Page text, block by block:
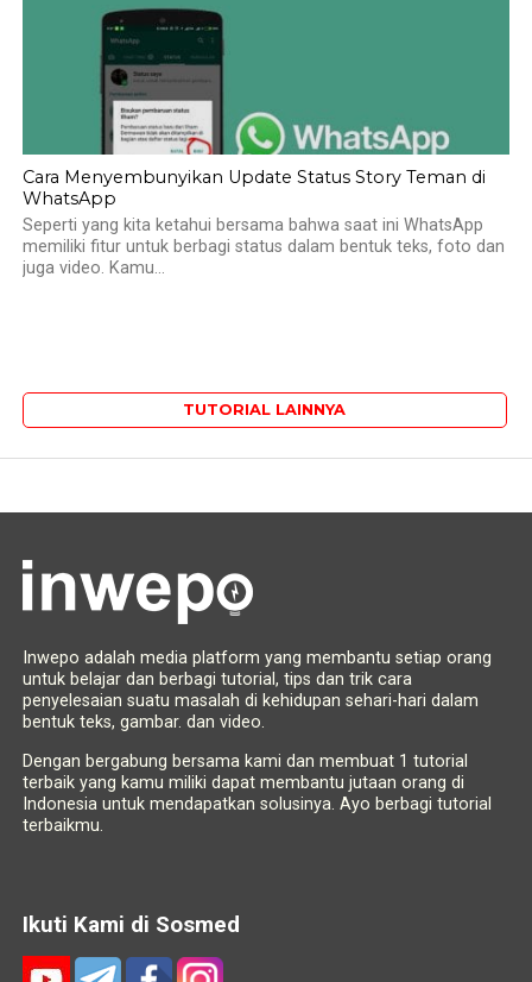
Cara Menyembunyikan Update Status Story Teman di
WhatsApp
Seperti yang kita ketahui bersama bahwa saat ini WhatsApp
memiliki fitur untuk berbagi status dalam bentuk teks, foto dan
juga video. Kamu...
TUTORIAL LAINNYA
Inwepo adalah media platform yang membantu setiap orang
untuk belajar dan berbagi tutorial, tips dan trik cara
penyelesaian suatu masalah di kehidupan sehari-hari dalam
bentuk teks, gambar. dan video.
Dengan bergabung bersama kami dan membuat 1 tutorial
terbaik yang kamu miliki dapat membantu jutaan orang di
Indonesia untuk mendapatkan solusinya. Ayo berbagi tutorial
terbaikmu.
Ikuti Kami di Sosmed